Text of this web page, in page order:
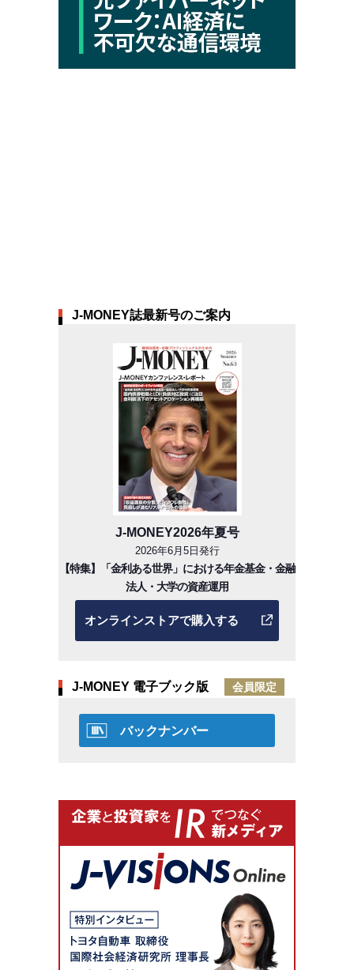
J-MONEY誌最新号のご案内
J-MONEY2026年夏号
2026年6月5日発行
【特集】「金利ある世界」における年金基金・金融
法人・大学の資産運用
オンラインストアで購入する
J-MONEY 電子ブック版 会員限定
バックナンバー